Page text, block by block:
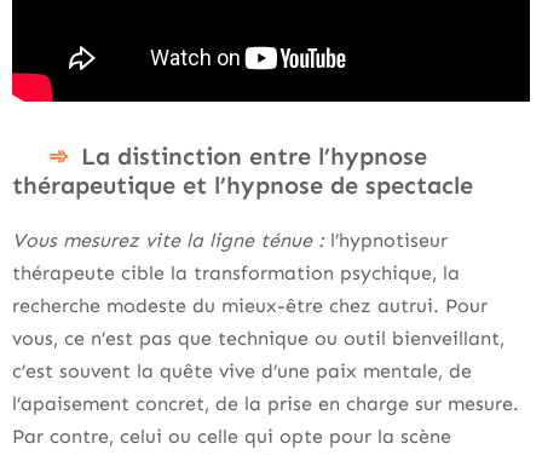
La distinction entre l’hypnose
thérapeutique et l’hypnose de spectacle
Vous mesurez vite la ligne ténue :l’hypnotiseur
thérapeute cible la transformation psychique, la
recherche modeste du mieux-être chez autrui. Pour
vous, ce n’est pas que technique ou outil bienveillant,
c’est souvent la quête vive d’une paix mentale, de
l’apaisement concret, de la prise en charge sur mesure.
Par contre, celui ou celle qui opte pour la scène